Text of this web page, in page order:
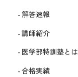
解答速報
講師紹介
医学部特訓塾とは
合格実績